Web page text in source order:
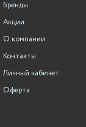
Бренды
Акции
О компании
Контакты
Личный кабинет
Оферта